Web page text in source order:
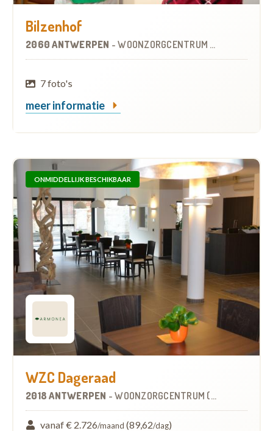
Bilzenhof
2060 ANTWERPEN -WOONZORGCENTRUM (WZC)
7 foto's
meer informatie
ONMIDDELLIJK BESCHIKBAAR
WZC Dageraad
2018 ANTWERPEN -WOONZORGCENTRUM (WZC)
vanaf € 2.726/maand (89,62/dag)